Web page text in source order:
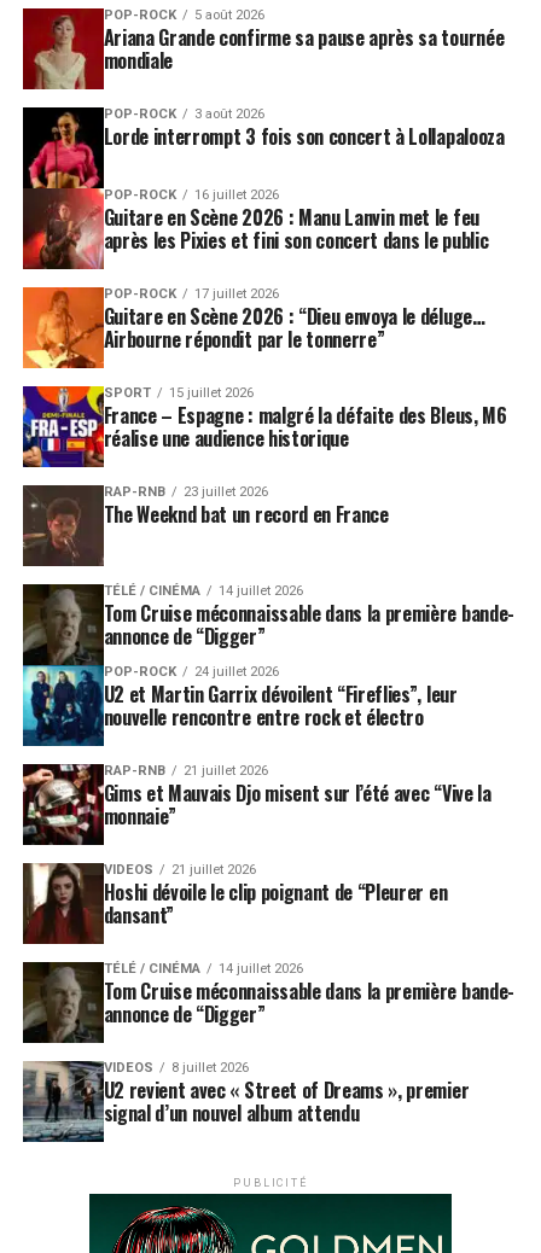
nigérianeAunty Rayzor.
La chanson française sera représentée par la désormais
incontournable
des Victoires de la Musique, qui partagera l’affiche avec
le poids lourd pop-rock
, le poète urbain
de Pretto, l’éclatante parolière
la variété tricoloreVéronique Sanson, le globe-trotter
radieuxChristophe Maé, ou encoreOlivia Ruizqui
signe un lumineux retour.
Du rock qui tache, il y en aura bien sûr à Paléo avec
l’icône du punkPatti Smithet l’intrépide duo anglais
Royal Blood. Deux incontournables épaulés par la
formation indie féministePanic Shacket le surf rock à
frange des texansKhruangbinqui promet un apéritif
tout en douceur.
La musique électronique s’incarnera avec le dieu de la
techno
Paul Kalkbrenner
électroniques enflammeront la piste samedi avec les
super-producteurs MajorLazer Soundsystemaux côtés
des orfèvres electro-houseThe Blaze
show visuel immersif. Le line-up pointu de la scène
Belleville, tournée vers les artistes de demain, embrasse
l’excitante diversité du genre : drum’n’bass, trance,
eurodance, neoperreo, rave, techno, afro, grime ..
Le Village du Monde parcourt cette année les Balkans à
travers une vingtaine de concerts. Tête d’affiche de ce
programme, le chef d’orchestre et compositeur
bosniaqueGoran Bregović et la sensation pop grecque
Marina Satti.
Une série d’événements spéciaux prolongent l’offre
éclectique de l’édition. Le concert classique réunira
l’icône de l’opéra lyrique
un casting cinq étoiles : la soprano
baritonRuben Amoretti et l’exceptionnelle mezzo-
soprano suisseMarina Viotti. Sans oublier la trublionne
émission des deux Vincent avec leur création musicale
inédite 52’ en concert et l’époustouflant spectacle de
Murmuration. Au total, 130 artistes et groupes
se produiront sur les scènes du Festival.
POP-ROCK 5 août 2026
Ariana Grande confirme sa pause après sa tournée
mondiale
POP-ROCK 3 août 2026
Lorde interrompt 3 fois son concert à Lollapalooza
POP-ROCK 16 juillet 2026
Guitare en Scène 2026 : Manu Lanvin met le feu
après les Pixies et fini son concert dans le public
POP-ROCK 17 juillet 2026
Guitare en Scène 2026 : “Dieu envoya le déluge…
Airbourne répondit par le tonnerre”
SPORT 15 juillet 2026
France – Espagne : malgré la défaite des Bleus, M6
réalise une audience historique
RAP-RNB 23 juillet 2026
The Weeknd bat un record en France
TÉLÉ / CINÉMA 14 juillet 2026
Tom Cruise méconnaissable dans la première bande-
annonce de “Digger”
POP-ROCK 24 juillet 2026
U2 et Martin Garrix dévoilent “Fireflies”, leur
nouvelle rencontre entre rock et électro
RAP-RNB 21 juillet 2026
Gims et Mauvais Djo misent sur l’été avec “Vive la
monnaie”
VIDEOS 21 juillet 2026
Hoshi dévoile le clip poignant de “Pleurer en
dansant”
TÉLÉ / CINÉMA 14 juillet 2026
Tom Cruise méconnaissable dans la première bande-
annonce de “Digger”
VIDEOS 8 juillet 2026
U2 revient avec « Street of Dreams », premier
signal d’un nouvel album attendu
PUBLICITÉ